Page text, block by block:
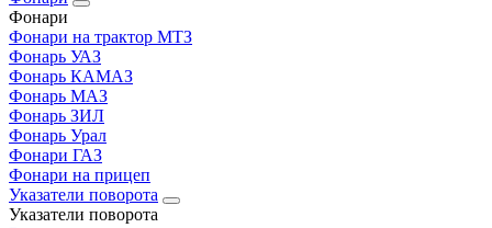
Фонари
Фонари на трактор МТЗ
Фонарь УАЗ
Фонарь КАМАЗ
Фонарь МАЗ
Фонарь ЗИЛ
Фонарь Урал
Фонари ГАЗ
Фонари на прицеп
Указатели поворота
Указатели поворота